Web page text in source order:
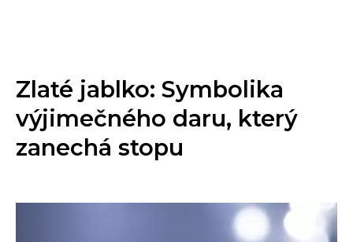
Zlaté jablko: Symbolika
výjimečného daru, který
zanechá stopu